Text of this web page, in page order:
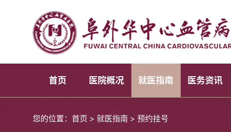
首页 医院概况 就医指南 医务资讯
您的位置：首页 > 就医指南 > 预约挂号